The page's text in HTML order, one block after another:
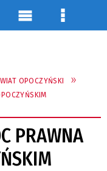
OPOCZYŃSKI
PRAWNA
MenuMenu